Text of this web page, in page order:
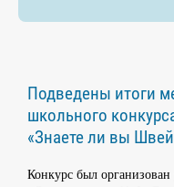
Подведены итоги
школьного
«Знаете ли вы
Конкурс был